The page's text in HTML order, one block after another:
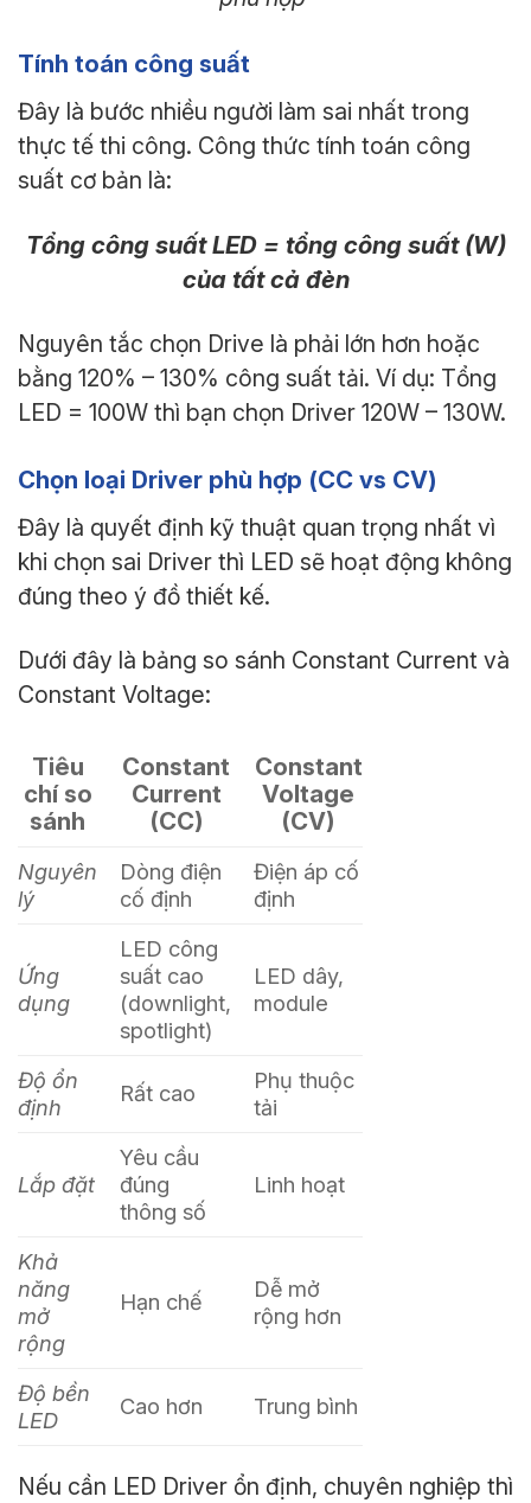
Tính toán công suất
Đây là bước nhiều người làm sai nhất trong
thực tế thi công. Công thức tính toán công
suất cơ bản là:
Tổng công suất LED = tổng công suất (W)
của tất cả đèn
Nguyên tắc chọn Drive là phải lớn hơn hoặc
bằng 120% – 130% công suất tải. Ví dụ: Tổng
LED = 100W thì bạn chọn Driver 120W – 130W.
Chọn loại Driver phù hợp (CC vs CV)
Đây là quyết định kỹ thuật quan trọng nhất vì
khi chọn sai Driver thì LED sẽ hoạt động không
đúng theo ý đồ thiết kế.
Dưới đây là bảng so sánh Constant Current và
Constant Voltage:
Tiêu
chí so
sánh
Constant
Current
(CC)
Constant
Voltage
(CV)
Nguyên
lý
Dòng điện
cố định
Điện áp cố
định
Ứng
dụng
LED công
suất cao
(downlight,
spotlight)
LED dây,
module
Độ ổn
định
Rất cao
Phụ thuộc
tải
Lắp đặt
Yêu cầu
đúng
thông số
Linh hoạt
Khả
năng
mở
rộng
Hạn chế
Dễ mở
rộng hơn
Độ bền
LED
Cao hơn Trung bình
Nếu cần LED Driver ổn định, chuyên nghiệp thì